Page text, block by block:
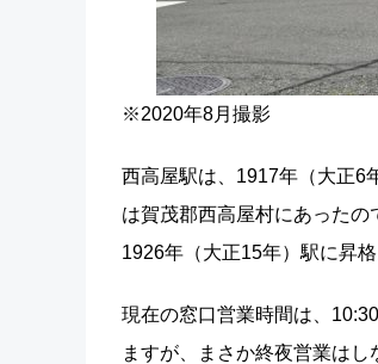
※2020年8月撮影
西高屋駅は、1917年（大正6
は賀茂郡西高屋村にあったの
1926年（大正15年）駅に昇
現在の窓口営業時間は、
ますが、まさか終夜営業はし